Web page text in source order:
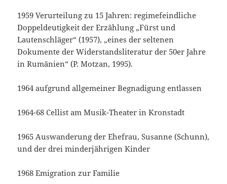
1959 Verurteilung zu 15 Jahren: regimefeindliche
Doppeldeutigkeit der Erzählung „Fürst und
Lautenschläger“ (1957), „eines der seltenen
Dokumente der Widerstandsliteratur der 50er Jahre
in Rumänien“ (P. Motzan, 1995).
1964 aufgrund allgemeiner Begnadigung entlassen
1964-68 Cellist am Musik-Theater in Kronstadt
1965 Auswanderung der Ehefrau, Susanne (Schunn),
und der drei minderjährigen Kinder
1968 Emigration zur Familie